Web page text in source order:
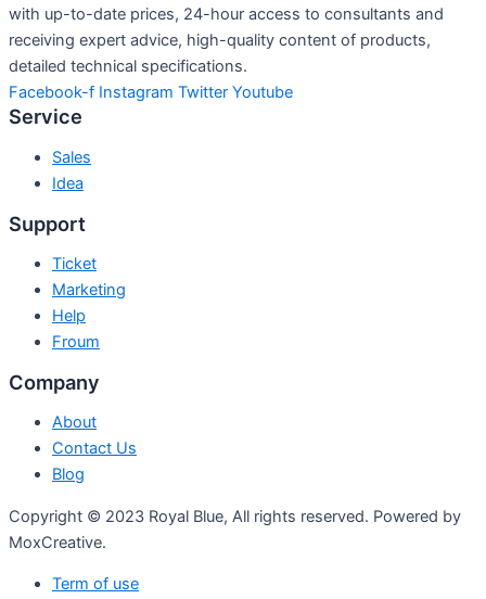
with up-to-date prices, 24-hour access to consultants and
receiving expert advice, high-quality content of products,
detailed technical specifications.
Facebook-f Instagram Twitter Youtube
Service
Sales
Idea
Support
Ticket
Marketing
Help
Froum
Company
About
Contact Us
Blog
Copyright © 2023 Royal Blue, All rights reserved. Powered by
MoxCreative.
Term of use